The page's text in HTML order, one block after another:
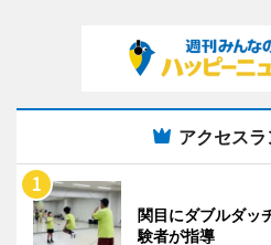
アクセス
関目にダブルダ
験者が指導